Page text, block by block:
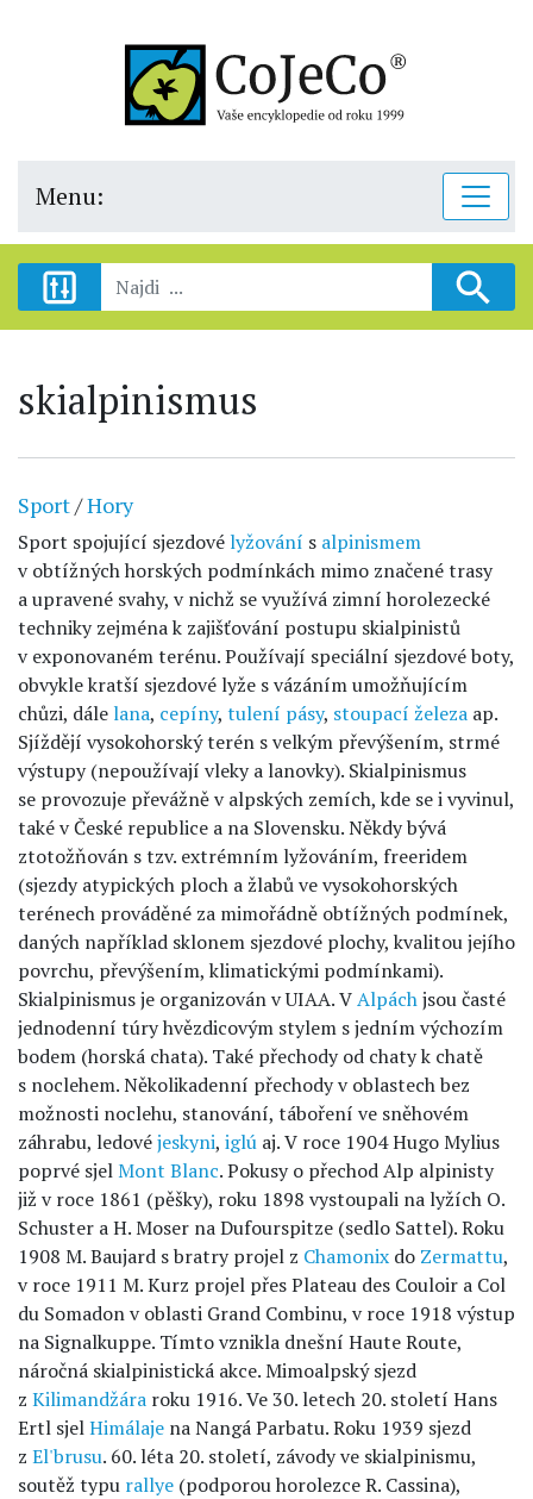
Menu:
skialpinismus
Sport/Hory
Sport spojující sjezdovélyžování s alpinismem
v obtížných horských podmínkách mimo značené trasy
a upravené svahy, v nichž se využívá zimní horolezecké
techniky zejména k zajišťování postupu skialpinistů
v exponovaném terénu. Používají speciální sjezdové boty,
obvykle kratší sjezdové lyže s vázáním umožňujícím
chůzi, dálelana, cepíny, tulení pásy, stoupací železa ap.
Sjíždějí vysokohorský terén s velkým převýšením, strmé
výstupy (nepoužívají vleky a lanovky). Skialpinismus
se provozuje převážně v alpských zemích, kde se i vyvinul,
také v České republice a na Slovensku. Někdy bývá
ztotožňován s tzv. extrémním lyžováním, freeridem
(sjezdy atypických ploch a žlabů ve vysokohorských
terénech prováděné za mimořádně obtížných podmínek,
daných například sklonem sjezdové plochy, kvalitou jejího
povrchu, převýšením, klimatickými podmínkami).
Skialpinismus je organizován v UIAA. VAlpáchjsou časté
jednodenní túry hvězdicovým stylem s jedním výchozím
bodem (horská chata). Také přechody od chaty k chatě
s noclehem. Několikadenní přechody v oblastech bez
možnosti noclehu, stanování, táboření ve sněhovém
záhrabu, ledovéjeskyni, iglú aj. V roce 1904 Hugo Mylius
poprvé sjelMont Blanc. Pokusy o přechod Alp alpinisty
již v roce 1861 (pěšky), roku 1898 vystoupali na lyžích O.
Schuster a H. Moser na Dufourspitze (sedlo Sattel). Roku
1908 M. Baujard s bratry projel z Chamonix do Zermattu,
v roce 1911 M. Kurz projel přes Plateau des Couloir a Col
du Somadon v oblasti Grand Combinu, v roce 1918 výstup
na Signalkuppe. Tímto vznikla dnešní Haute Route,
náročná skialpinistická akce. Mimoalpský sjezd
z Kilimandžára roku 1916. Ve 30. letech 20. století Hans
Ertl sjelHimálaje na Nangá Parbatu. Roku 1939 sjezd
z El'brusu. 60. léta 20. století, závody ve skialpinismu,
soutěž typu rallye (podporou horolezce R. Cassina),